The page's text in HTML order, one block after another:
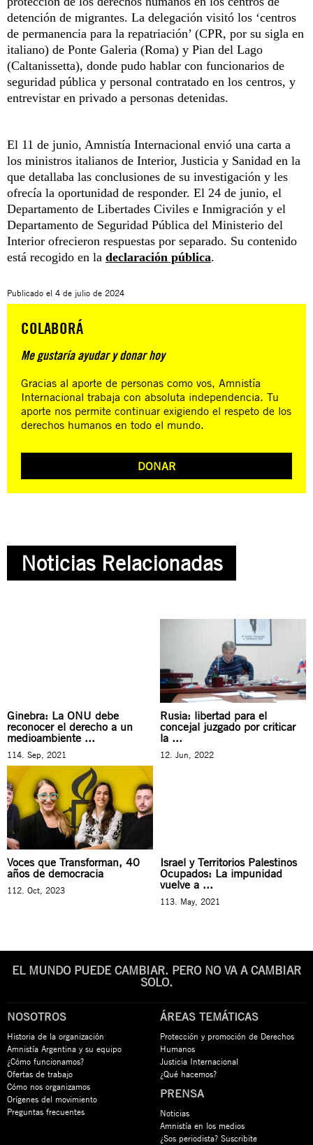
detención de migrantes. La delegación visitó los ‘centros
de permanencia para la repatriación’ (CPR, por su sigla en
italiano) de Ponte Galeria (Roma) y Pian del Lago
(Caltanissetta), donde pudo hablar con funcionarios de
seguridad pública y personal contratado en los centros, y
entrevistar en privado a personas detenidas.
El 11 de junio, Amnistía Internacional envió una carta a
los ministros italianos de Interior, Justicia y Sanidad en la
que detallaba las conclusiones de su investigación y les
ofrecía la oportunidad de responder. El 24 de junio, el
Departamento de Libertades Civiles e Inmigración y el
Departamento de Seguridad Pública del Ministerio del
Interior ofrecieron respuestas por separado. Su contenido
está recogido en la declaración pública.
Publicado el 4 de julio de 2024
COLABORÁ
Me gustaría ayudar y donar hoy
Gracias al aporte de personas como vos, Amnistía
Internacional trabaja con absoluta independencia. Tu
aporte nos permite continuar exigiendo el respeto de los
derechos humanos en todo el mundo.
DONAR
Noticias Relacionadas
Ginebra: La ONU debe
reconocer el derecho a un
medioambiente ...
114. Sep, 2021
Rusia: libertad para el
concejal juzgado por criticar
la ...
12. Jun, 2022
Voces que Transforman, 40
años de democracia
112. Oct, 2023
Israel y Territorios Palestinos
Ocupados: La impunidad
vuelve a ...
113. May, 2021
EL MUNDO PUEDE CAMBIAR. PERO NO VA A CAMBIAR
SOLO.
NOSOTROS
Historia de la organización
Amnistía Argentina y su equipo
¿Cómo funcionamos?
Ofertas de trabajo
Cómo nos organizamos
Orígenes del movimiento
Preguntas frecuentes
ÁREAS TEMÁTICAS
Protección y promoción de Derechos
Humanos
Justicia Internacional
¿Qué hacemos?
PRENSA
Noticias
Amnistía en los medios
¿Sos periodista? Suscribite